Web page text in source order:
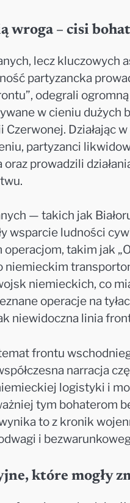
wroga – cisi
lecz kluczowych
partyzancka
odegrali
w cieniu dużych
Działając
partyzanci
prowadzili
— takich jak
wsparcie ludności
takim jak
niemieckich, co
operacje na
niewidoczna linia
frontu
narracja
logistyki i
tym bohaterom
to z kronik
i
które mogły